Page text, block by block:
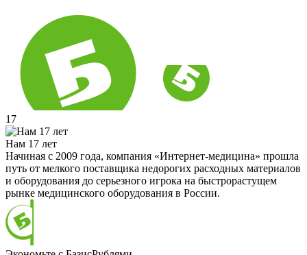
17
Нам 17 лет
Начиная с 2009 года, компания «Интернет-медицина» прошла
путь от мелкого поставщика недорогих расходных материалов
и оборудования до серьезного игрока на быстрорастущем
рынке медицинского оборудования в России.